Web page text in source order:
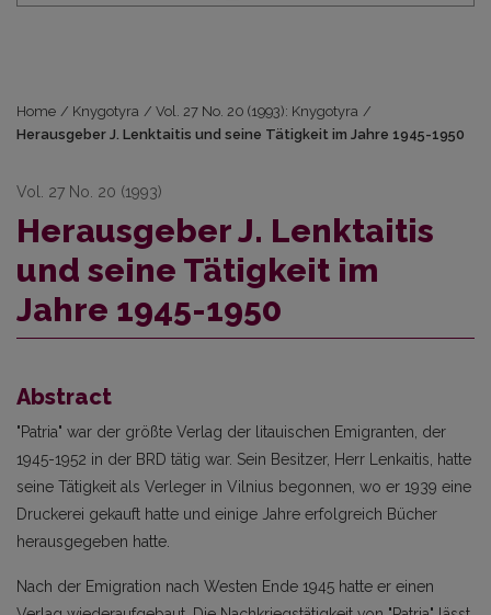
Home / Knygotyra / Vol. 27 No. 20 (1993): Knygotyra /
Herausgeber J. Lenktaitis und seine Tätigkeit im Jahre 1945-1950
Vol. 27 No. 20 (1993)
Herausgeber J. Lenktaitis
und seine Tätigkeit im
Jahre 1945-1950
Abstract
"Patria" war der größte Verlag der litauischen Emigranten, der
1945-1952 in der BRD tätig war. Sein Besitzer, Herr Lenkaitis, hatte
seine Tätigkeit als Verleger in Vilnius begonnen, wo er 1939 eine
Druckerei gekauft hatte und einige Jahre erfolgreich Bücher
herausgegeben hatte.
Nach der Emigration nach Westen Ende 1945 hatte er einen